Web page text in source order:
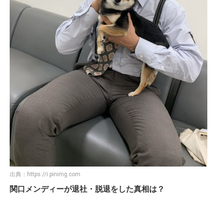
出典： https://i.pinimg.com
関口メンディーが退社・脱退をした真相は？